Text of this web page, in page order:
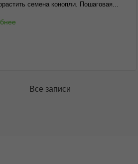
семена конопли. Пошаговая...
Все записи